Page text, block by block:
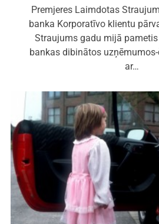
Premjeres Laimdotas
banka Korporatīvo klientu
Straujums gadu mijā
bankas dibinātos
ar…